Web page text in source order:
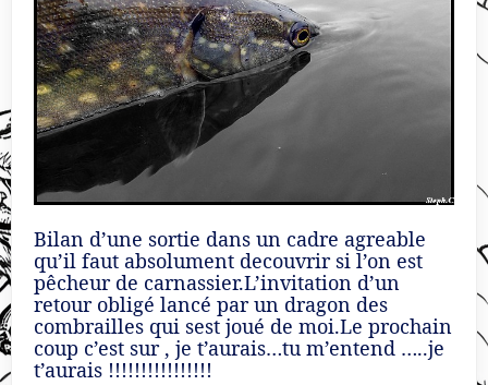
Bilan d’une sortie dans un cadre agreable
qu’il faut absolument decouvrir si l’on est
pêcheur de carnassier.L’invitation d’un
retour obligé lancé par un dragon des
combrailles qui sest joué de moi.Le prochain
coup c’est sur , je t’aurais…tu m’entend …..je
t’aurais !!!!!!!!!!!!!!!!